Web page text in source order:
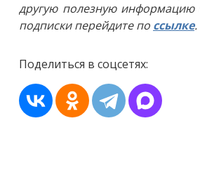
другую полезную
подписки перейдите по ссылке.
Поделиться в соцсетях: